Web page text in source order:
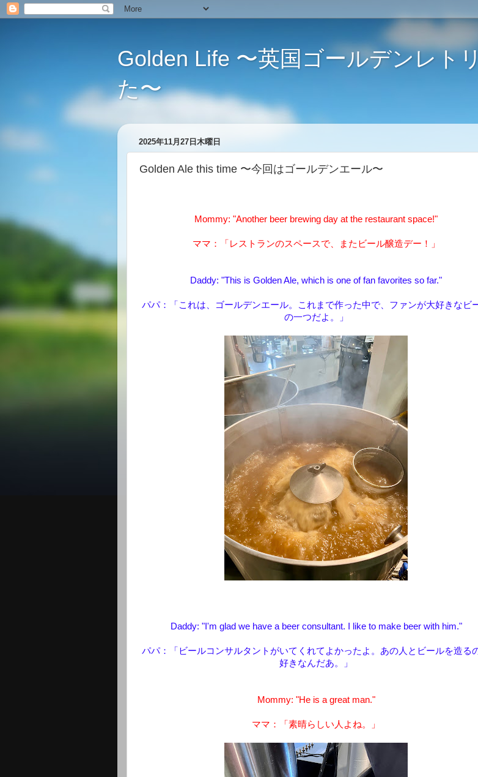
Golden Life 〜英国ゴールデンレト
た〜
2025年11月27日木曜日
Golden Ale this time 〜今回はゴールデンエール〜
Mommy: "Another beer brewing day at the restaurant space!"
ママ：「レストランのスペースで、またビール醸造デー！」
Daddy: "This is Golden Ale, which is one of fan favorites so far."
パパ：「これは、ゴールデンエール。これまで作った中で、ファンが大好きなビ
の一つだよ。」
Daddy: "I'm glad we have a beer consultant. I like to make beer with him."
パパ：「ビールコンサルタントがいてくれてよかったよ。あの人とビールを造るの
好きなんだあ。」
Mommy: "He is a great man."
ママ：「素晴らしい人よね。」